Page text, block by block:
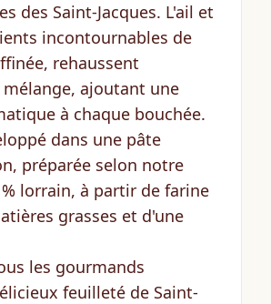
des Saint-Jacques. L'ail et
incontournables de
rehaussent
ajoutant une
à chaque bouchée.
dans une pâte
, préparée selon notre
lorrain, à partir de farine
grasses et d'une
les gourmands
feuilleté de Saint-